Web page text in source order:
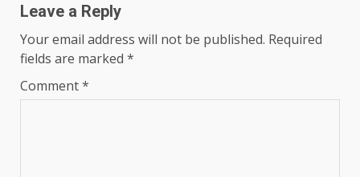
Leave a Reply
Your email address will not be published. Required
fields are marked *
Comment*